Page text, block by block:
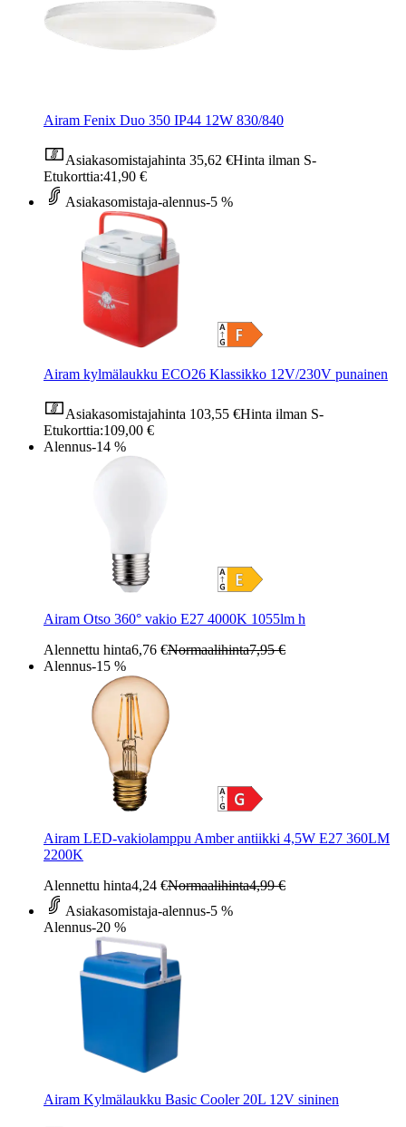
Airam Fenix Duo 350 IP44 12W 830/840
Asiakasomistajahinta 35,62 €Hinta ilman S-
Etukorttia:41,90 €
Asiakasomistaja-alennus-5 %
Airam kylmälaukku ECO26 Klassikko 12V/230V punainen
Asiakasomistajahinta 103,55 €Hinta ilman S-
Etukorttia:109,00 €
Alennus-14 %
Airam Otso 360° vakio E27 4000K 1055lm h
Alennettu hinta6,76 €Normaalihinta7,95 €
Alennus-15 %
Airam LED-vakiolamppu Amber antiikki 4,5W E27 360LM
2200K
Alennettu hinta4,24 €Normaalihinta4,99 €
Asiakasomistaja-alennus-5 %
Alennus-20 %
Airam Kylmälaukku Basic Cooler 20L 12V sininen